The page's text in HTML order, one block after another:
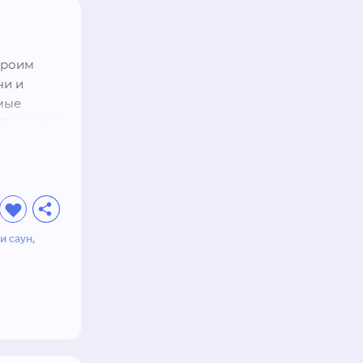
и
саун